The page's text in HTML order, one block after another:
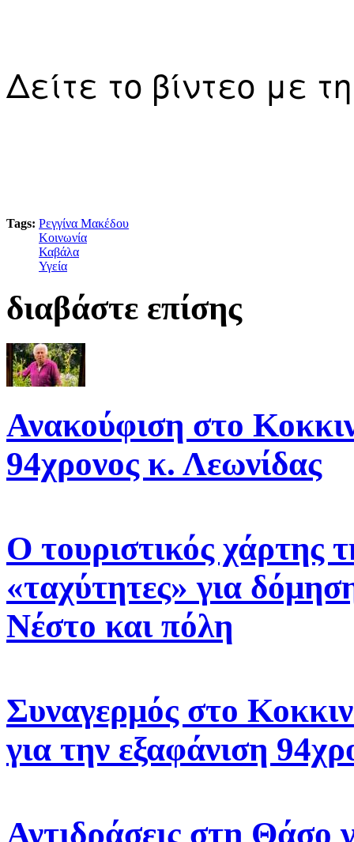
Δείτε το βίντεο με
Tags: Ρεγγίνα Μακέδου
Κοινωνία
Καβάλα
Υγεία
διαβάστε επίσης
Ανακούφιση στο
94χρονος κ. Λεωνίδας
Ο τουριστικός χάρτης
«ταχύτητες» για
Νέστο και πόλη
Συναγερμός στο
για την εξαφάνιση
Αντιδράσεις στη Θάσο